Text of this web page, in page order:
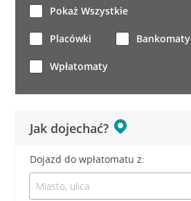
Jak dojechać?
Dojazd do wpłatomatu z:
Pokaż Wszystkie
Placówki Bankomaty
Wpłatomaty